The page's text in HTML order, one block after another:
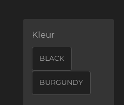
Kleur
BLACK
BURGUNDY